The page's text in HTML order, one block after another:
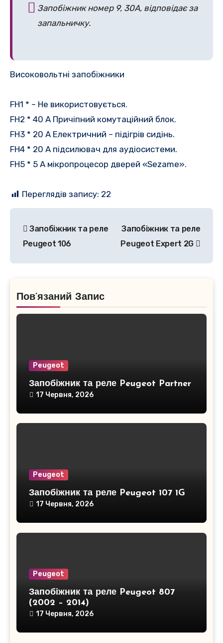
Запобіжник номер 9, 30A, відповідає за
запальничку.
Високовольтні запобіжники
FH1 * – Не використовується.
FH2 * 40 A Причіпний комутаційний блок.
FH3 * 20 A Електричний – підігрів сидінь.
FH4 * 20 A підсилювач для аудіосистеми.
FH5 * 5 A мікропроцесор дверей «Sezame».
Переглядів запису: 22
записів
Запобіжник та реле
Peugeot 106
Запобіжник та реле
Peugeot Expert 2G
Пов’язаний Запис
Peugeot
Запобіжник та реле Peugeot Partner
17 Червня, 2026
Peugeot
Запобіжник та реле Peugeot 107 1G
17 Червня, 2026
Peugeot
Запобіжник та реле Peugeot 807
(2002 – 2014)
17 Червня, 2026